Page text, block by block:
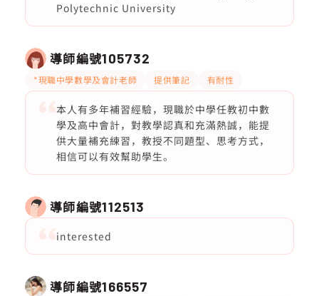
Polytechnic University
導師編號105732
*現職中學數學及會計老師 提供筆記 有耐性
本人有多年補習經驗，現職於中學任教初中數
學及高中會計，對教學認真和充滿熱誠，能提
供大量補充練習，教授不同題型、思考方式，
相信可以有效幫助學生。
導師編號112513
interested
導師編號166557